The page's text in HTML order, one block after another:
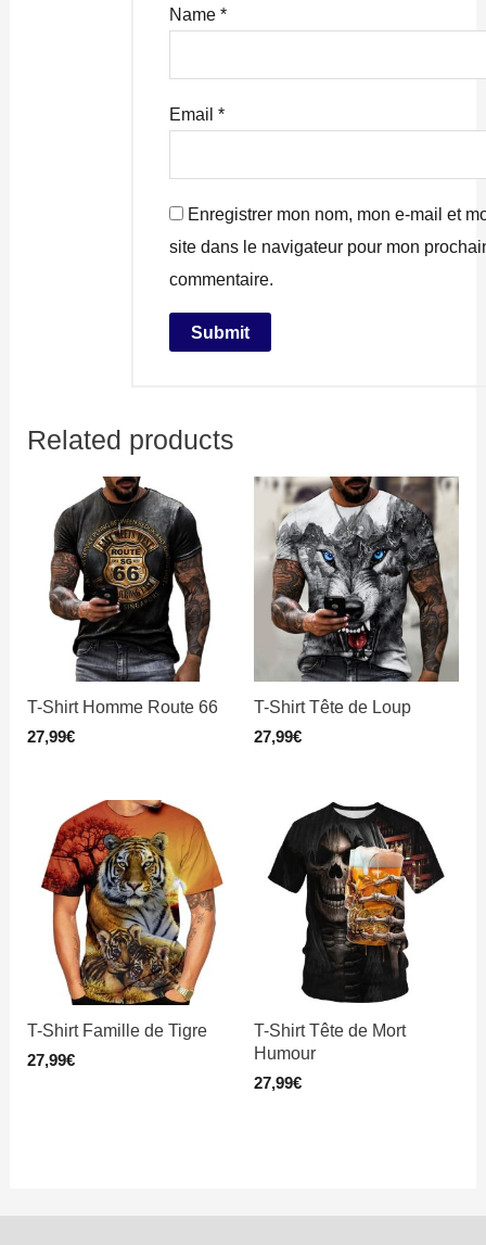
Name*
Email*
Enregistrer mon nom, mon e-mail et
site dans le navigateur pour mon
commentaire.
Related products
T-Shirt Homme Route 66
27,99€
T-Shirt Tête de Loup
27,99€
T-Shirt Famille de Tigre
27,99€
T-Shirt Tête de Mort
Humour
27,99€